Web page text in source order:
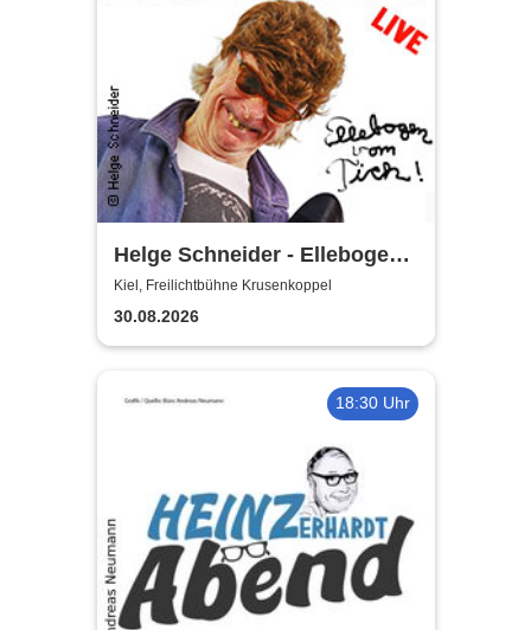
Helge Schneider - Ellebogen
vom Tich
Kiel, Freilichtbühne Krusenkoppel
30.08.2026
18:30 Uhr